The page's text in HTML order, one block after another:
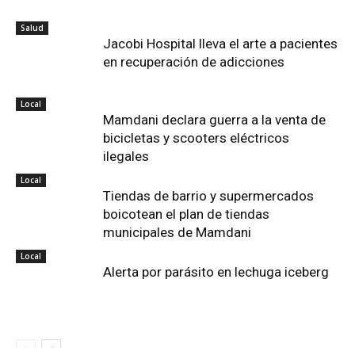
Salud
Jacobi Hospital lleva el arte a pacientes
en recuperación de adicciones
Local
Mamdani declara guerra a la venta de
bicicletas y scooters eléctricos
ilegales
Local
Tiendas de barrio y supermercados
boicotean el plan de tiendas
municipales de Mamdani
Local
Alerta por parásito en lechuga iceberg